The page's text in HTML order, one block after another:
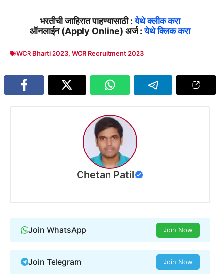
भरतीची जाहिरात पाहण्यासाठी :येथे क्लीक करा
ऑनलाईन (Apply Online) अर्ज :येथे क्लिक करा
WCR Bharti 2023, WCR Recruitment 2023
Chetan Patil
Join WhatsApp Join Now
Join Telegram Join Now